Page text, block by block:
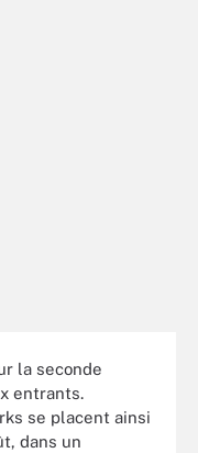
la seconde
entrants.
se placent ainsi
dans un